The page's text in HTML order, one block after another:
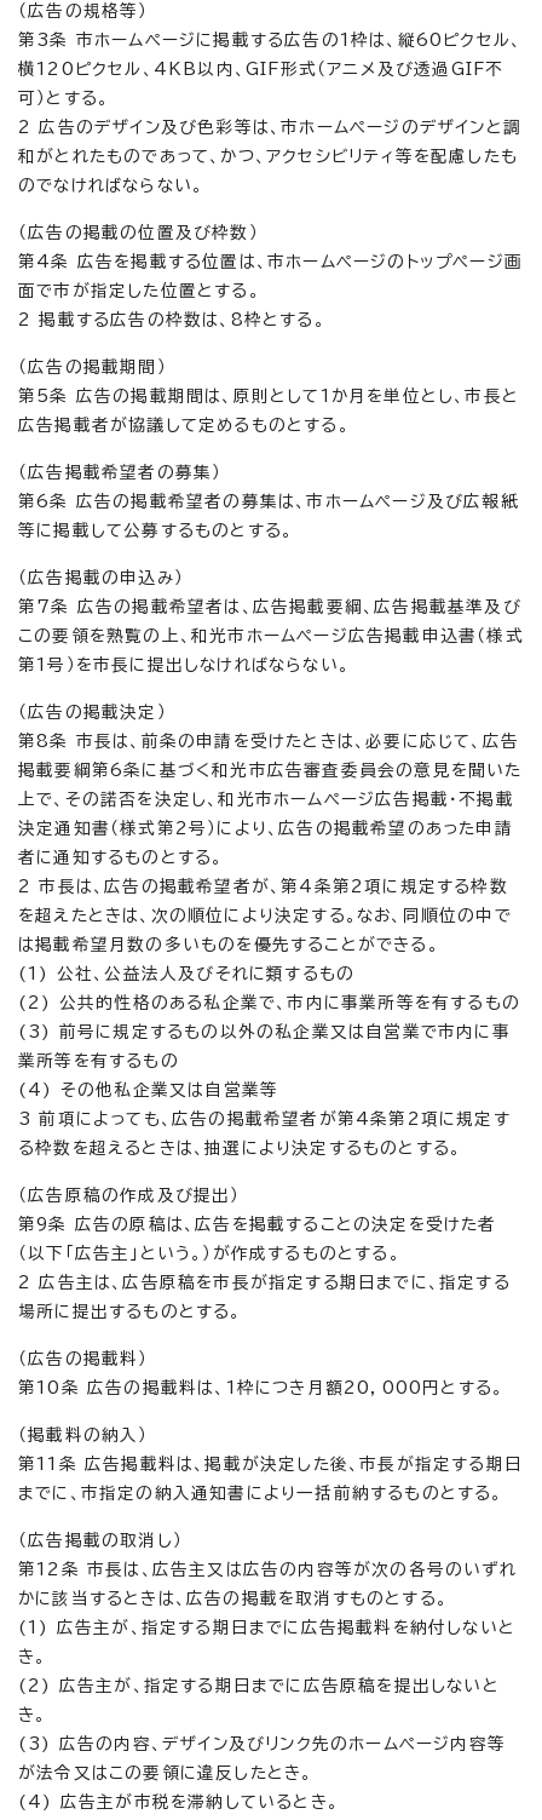
（広告の規格等）
第3条 市ホームページに掲載する広告の1枠は、縦60ピクセル、
横120ピクセル、4KB以内、GIF形式（アニメ及び透過GIF不
可）とする。
2 広告のデザイン及び色彩等は、市ホームページのデザインと調
和がとれたものであって、かつ、アクセシビリティ等を配慮したも
のでなければならない。
（広告の掲載の位置及び枠数）
第4条 広告を掲載する位置は、市ホームページのトップページ画
面で市が指定した位置とする。
2 掲載する広告の枠数は、8枠とする。
（広告の掲載期間）
第5条 広告の掲載期間は、原則として1か月を単位とし、市長と
広告掲載者が協議して定めるものとする。
（広告掲載希望者の募集）
第6条 広告の掲載希望者の募集は、市ホームページ及び広報紙
等に掲載して公募するものとする。
（広告掲載の申込み）
第7条 広告の掲載希望者は、広告掲載要綱、広告掲載基準及び
この要領を熟覧の上、和光市ホームページ広告掲載申込書（様式
第1号）を市長に提出しなければならない。
（広告の掲載決定）
第8条 市長は、前条の申請を受けたときは、必要に応じて、広告
掲載要綱第6条に基づく和光市広告審査委員会の意見を聞いた
上で、その諾否を決定し、和光市ホームページ広告掲載・不掲載
決定通知書（様式第2号）により、広告の掲載希望のあった申請
者に通知するものとする。
2 市長は、広告の掲載希望者が、第4条第2項に規定する枠数
を超えたときは、次の順位により決定する。なお、同順位の中で
は掲載希望月数の多いものを優先することができる。
(1) 公社、公益法人及びそれに類するもの
(2) 公共的性格のある私企業で、市内に事業所等を有するもの
(3) 前号に規定するもの以外の私企業又は自営業で市内に事
業所等を有するもの
(4) その他私企業又は自営業等
3 前項によっても、広告の掲載希望者が第4条第2項に規定す
る枠数を超えるときは、抽選により決定するものとする。
（広告原稿の作成及び提出）
第9条 広告の原稿は、広告を掲載することの決定を受けた者
（以下「広告主」という。）が作成するものとする。
2 広告主は、広告原稿を市長が指定する期日までに、指定する
場所に提出するものとする。
（広告の掲載料）
第10条 広告の掲載料は、1枠につき月額20，000円とする。
（掲載料の納入）
第11条 広告掲載料は、掲載が決定した後、市長が指定する期日
までに、市指定の納入通知書により一括前納するものとする。
（広告掲載の取消し）
第12条 市長は、広告主又は広告の内容等が次の各号のいずれ
かに該当するときは、広告の掲載を取消すものとする。
(1) 広告主が、指定する期日までに広告掲載料を納付しないと
き。
(2) 広告主が、指定する期日までに広告原稿を提出しないと
き。
(3) 広告の内容、デザイン及びリンク先のホームページ内容等
が法令又はこの要領に違反したとき。
(4) 広告主が市税を滞納しているとき。